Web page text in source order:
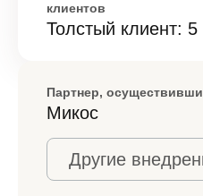
клиентов
Толстый клиент: 5
Партнер,
Микос
Другие